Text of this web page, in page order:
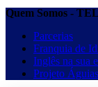
Quem Somos -
Parcerias
Franquia de
Inglês na sua
Projeto Águias